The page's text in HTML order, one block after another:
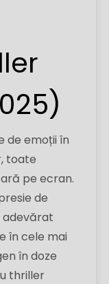
de emoții în
toate
pe ecran.
de
adevărat
în cele mai
în doze
thriller